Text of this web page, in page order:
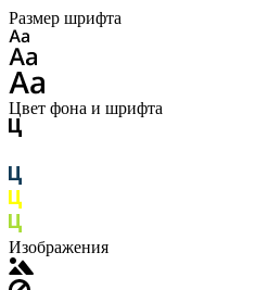
Размер шрифта
Цвет фона и шрифта
Изображения